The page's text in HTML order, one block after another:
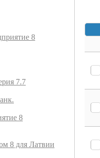
8
7.7
8
8 для Латвии